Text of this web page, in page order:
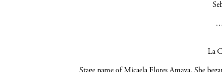
La
Stage name of Micaela Flores Amaya. She